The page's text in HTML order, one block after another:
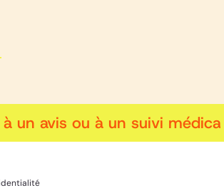
avis ou à un suivi